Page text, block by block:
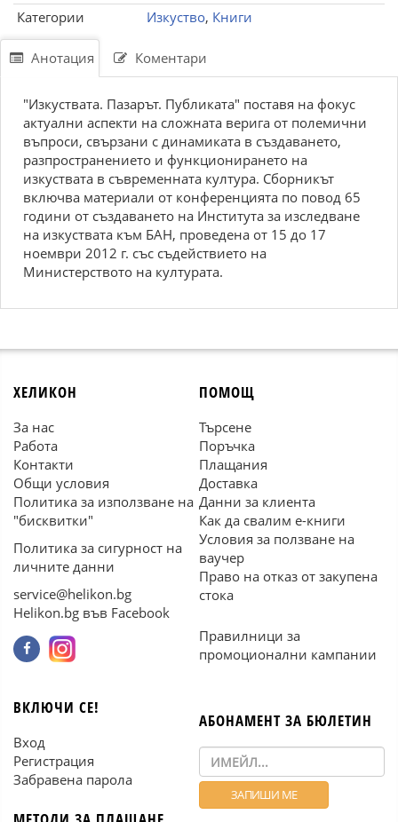
Категории
Изкуство, Книги
Анотация Коментари
"Изкуствата. Пазарът. Публиката" поставя на фокус
актуални аспекти на сложната верига от полемични
въпроси, свързани с динамиката в създаването,
разпространението и функционирането на
изкуствата в съвременната култура. Сборникът
включва материали от конференцията по повод 65
години от създаването на Института за изследване
на изкуствата към БАН, проведена от 15 до 17
ноември 2012 г. със съдействието на
Министерството на културата.
ХЕЛИКОН
За нас
Работа
Контакти
Общи условия
Политика за използване на
"бисквитки"
Политика за сигурност на
личните данни
service@helikon.bg
Helikon.bg във Facebook
ПОМОЩ
Търсене
Поръчка
Плащания
Доставка
Данни за клиента
Как да свалим е-книги
Условия за ползване на
ваучер
Право на отказ от закупена
стока
Правилници за
промоционални кампании
ВКЛЮЧИ СЕ!
Вход
Регистрация
Забравена парола
АБОНАМЕНТ ЗА БЮЛЕТИН